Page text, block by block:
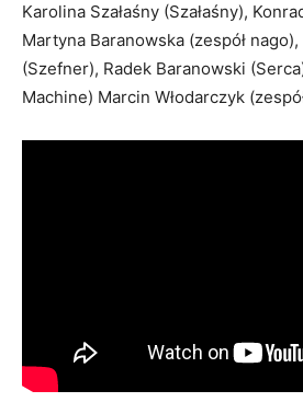
Karolina Szałaśny (Szałaśny),
Martyna Baranowska (zespół
(Szefner), Radek Baranowski
Machine) Marcin Włodarczyk